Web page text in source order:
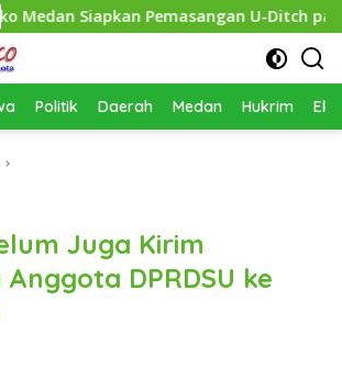
Pemasangan U-Ditch pada 2027
Politik Daerah Medan Hukrim
Juga Kirim
DPRDSU ke